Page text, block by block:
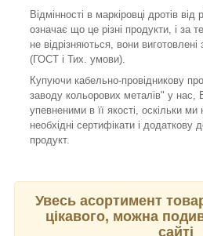
Відмінності в маркіровці дротів від
означає що це різні продукти, і за
не відрізняються, вони
(ГОСТ і Тих. умови).
Купуючи кабельно-провідникову
заводу кольорових металів" у нас,
упевненими в її якості, оскільки
необхідні сертифікати і додаткову
продукт.
Увесь асортимент
цікавого, можна
сайті